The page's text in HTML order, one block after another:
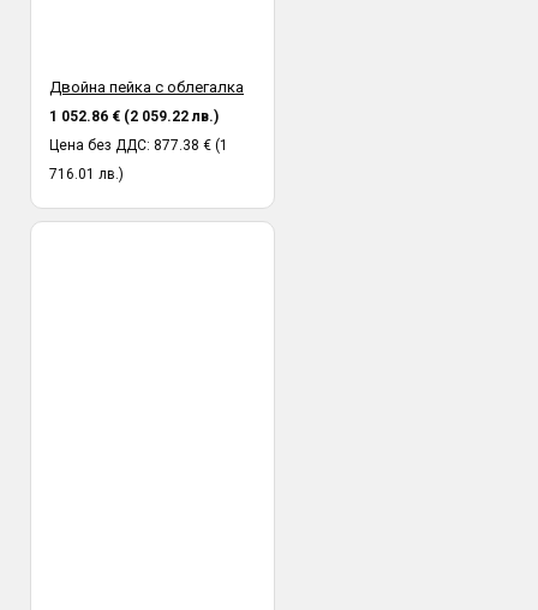
Двойна пейка с облегалка
1 052.86 € (2 059.22 лв.)
Цена без ДДС: 877.38 € (1
716.01 лв.)